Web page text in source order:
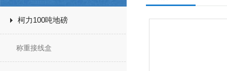
柯力100吨地磅
称重接线盒